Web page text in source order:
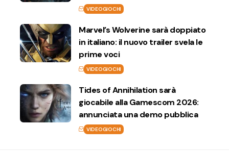
VIDEOGIOCHI
Marvel’s Wolverine sarà doppiato
in italiano: il nuovo trailer svela le
prime voci
VIDEOGIOCHI
Tides of Annihilation sarà
giocabile alla Gamescom 2026:
annunciata una demo pubblica
VIDEOGIOCHI